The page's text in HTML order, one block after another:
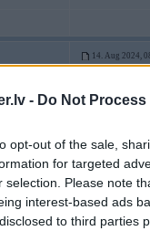
- Do Not
opt-out of the sale,
for targeted
selection. Please note
interest-based ads
to third parties
14. Aug 2024,
13 Aug
janka, cik pats
paša :šnjuk: :atā: